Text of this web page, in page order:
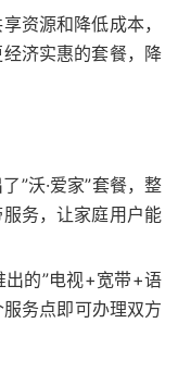
资源和降低成本，
济实惠的套餐，降
”沃·爱家”套餐，整
务，让家庭用户能
的”电视+宽带+语
务点即可办理双方